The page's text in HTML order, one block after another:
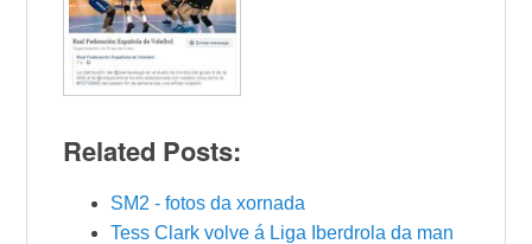
Related Posts:
SM2 - fotos da xornada
Tess Clark volve á Liga Iberdrola da man